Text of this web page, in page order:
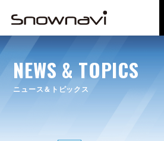
NEWS & TOPICS
ニュース＆トピックス